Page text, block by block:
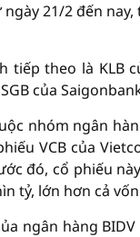
21/2 đến
theo là KLB
của
nhóm ngân
VCB của
đó, cổ phiếu
tỷ, lớn hơn cả
ngân hàng